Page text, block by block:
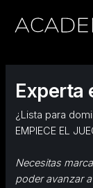
Experta
¿Lista para
EMPIECE EL
Necesitas
poder avanzar